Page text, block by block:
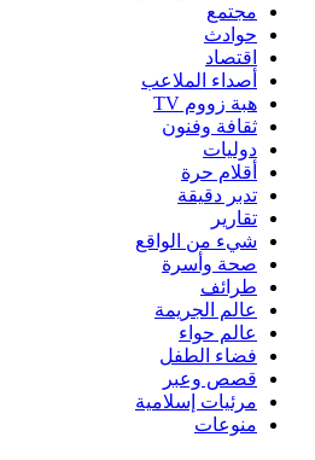
مجتمع
حوادث
اقتصاد
أصداء الملاعب
هبة زووم TV
ثقافة وفنون
دوليات
أقلام حرة
تدبر دقيقة
تقارير
شيء من الواقع
صحة وأسرة
طرائف
عالم الجريمة
عالم حواء
فضاء الطفل
قصص وعبر
مرئيات إسلامية
منوعات